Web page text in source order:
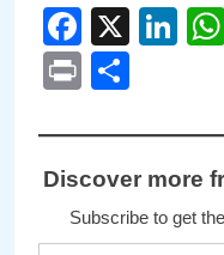
X
Print
Discover more
Subscribe to get
Type your email…